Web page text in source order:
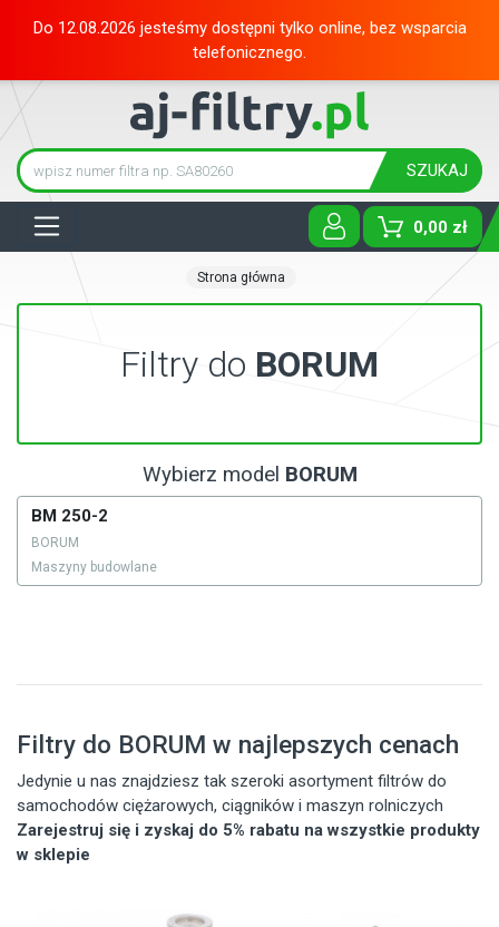
Do 12.08.2026 jesteśmy dostępni tylko online, bez wsparcia
telefonicznego.
SZUKAJ
0,00 zł
Strona główna
Filtry do BORUM
Wybierz model BORUM
BM 250-2
BORUM
Maszyny budowlane
Filtry do BORUM w najlepszych cenach
Jedynie u nas znajdziesz tak szeroki asortyment filtrów do
samochodów ciężarowych, ciągników i maszyn rolniczych
Zarejestruj się i zyskaj do 5% rabatu na wszystkie produkty
w sklepie